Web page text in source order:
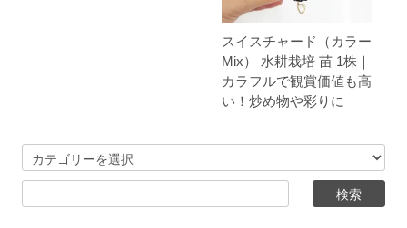
スイスチャード（カラー
Mix） 水耕栽培 苗 1株｜
カラフルで観賞価値も高
い！炒め物や彩りに